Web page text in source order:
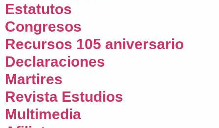
Estatutos
Congresos
Recursos 105 aniversario
Declaraciones
Martires
Revista Estudios
Multimedia